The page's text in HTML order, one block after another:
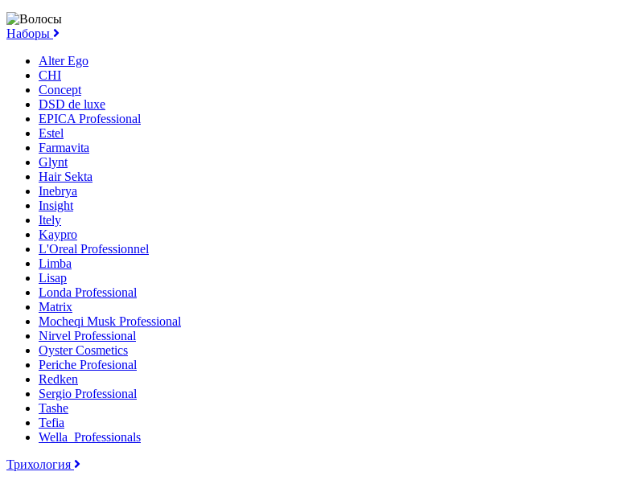
Наборы
Alter Ego
CHI
Concept
DSD de luxe
EPICA Professional
Estel
Farmavita
Glynt
Hair Sekta
Inebrya
Insight
Itely
Kaypro
L'Oreal Professionnel
Limba
Lisap
Londa Professional
Matrix
Mocheqi Musk Professional
Nirvel Professional
Oyster Cosmetics
Periche Profesional
Redken
Sergio Professional
Tashe
Tefia
Wella_Professionals
Трихология